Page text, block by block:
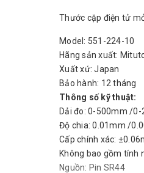
Thước cặp điện tử
Model: 551-224-10
Hãng sản xuất:
Xuất xứ: Japan
Bảo hành: 12 tháng
Thông số kỹ thuật:
Dải đo: 0-500mm /0-
Độ chia: 0.01mm /
Cấp chính xác:
Không bao gồm tính
Nguồn: Pin SR44